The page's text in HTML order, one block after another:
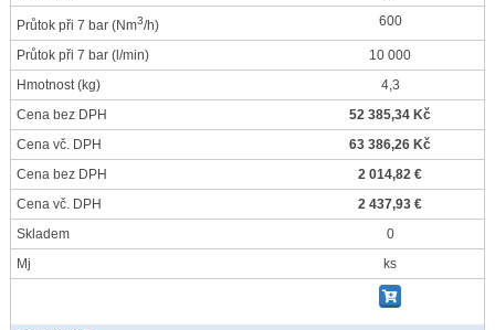
Průtok při 7 bar (Nm3/h) 600
Průtok při 7 bar (l/min)
10 000
Hmotnost(kg)
4,3
Cena bez DPH
52 385,34 Kč
Cena vč. DPH
63 386,26 Kč
Cena bez DPH
2 014,82 €
Cena vč. DPH
2 437,93 €
Skladem
0
Mj
ks